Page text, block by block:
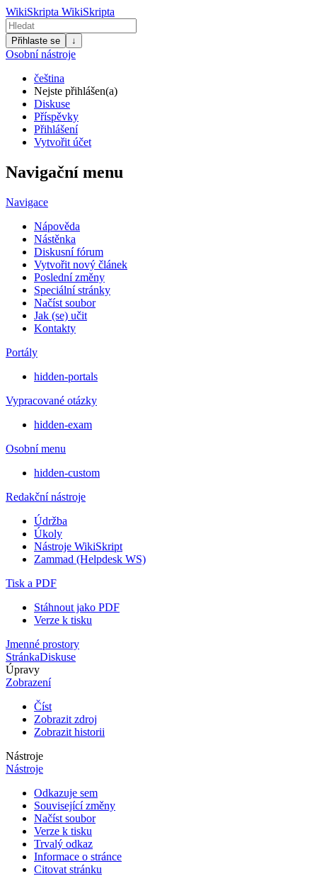
WikiSkripta WikiSkripta
Přihlaste se ↓
Osobní nástroje
čeština
Nejste přihlášen(a)
Diskuse
Příspěvky
Přihlášení
Vytvořit účet
Navigační menu
Navigace
Nápověda
Nástěnka
Diskusní fórum
Vytvořit nový článek
Poslední změny
Speciální stránky
Načíst soubor
Jak (se) učit
Kontakty
Portály
hidden-portals
Vypracované otázky
hidden-exam
Osobní menu
hidden-custom
Redakční nástroje
Údržba
Úkoly
Nástroje WikiSkript
Zammad (Helpdesk WS)
Tisk a PDF
Stáhnout jako PDF
Verze k tisku
Jmenné prostory
StránkaDiskuse
Úpravy
Zobrazení
Číst
Zobrazit zdroj
Zobrazit historii
Nástroje
Nástroje
Odkazuje sem
Související změny
Načíst soubor
Verze k tisku
Trvalý odkaz
Informace o stránce
Citovat stránku